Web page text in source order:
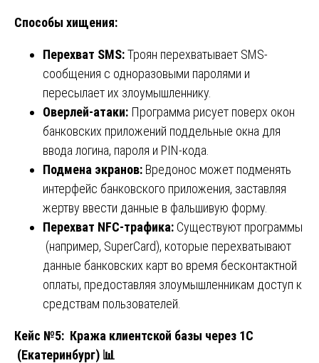
Способы хищения:
Перехват SMS:Троян перехватывает SMS-
сообщения с одноразовыми паролями и
пересылает их злоумышленнику.
Оверлей-атаки: Программа рисует поверх окон
банковских приложений поддельные окна для
ввода логина, пароля и PIN-кода.
Подмена экранов: Вредонос может подменять
интерфейс банковского приложения, заставляя
жертву ввести данные в фальшивую форму.
Перехват NFC-трафика: Существуют программы
(например, SuperCard), которые перехватывают
данные банковских карт во время бесконтактной
оплаты, предоставляя злоумышленникам доступ к
средствам пользователей.
Кейс №5: Кража клиентской базы через 1С
(Екатеринбург) 📊